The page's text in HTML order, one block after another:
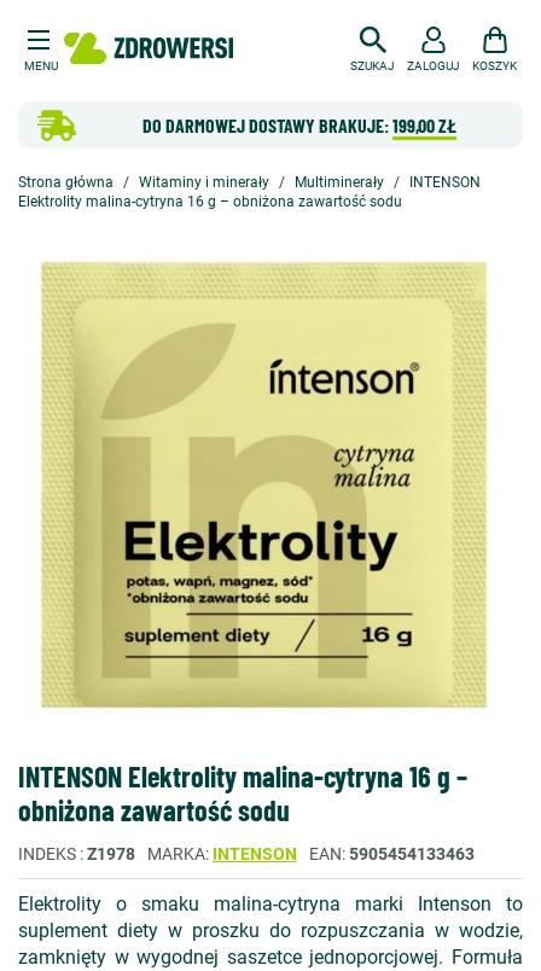
MENU SZUKAJ
DO DARMOWEJ DOSTAWY BRAKUJE:199,00 ZŁ
ZALOGUJ KOSZYK
Strona główna Witaminy i minerały Multiminerały
INTENSON
Elektrolity malina-cytryna 16 g – obniżona zawartość sodu
INTENSON Elektrolity malina-cytryna 16 g –
obniżona zawartość sodu
INDEKS Z1978 MARKA INTENSON EAN 5905454133463
Elektrolity o smaku malina-cytryna marki Intenson to
suplement diety w proszku do rozpuszczania w wodzie,
zamknięty w wygodnej saszetce jednoporcjowej. Formuła